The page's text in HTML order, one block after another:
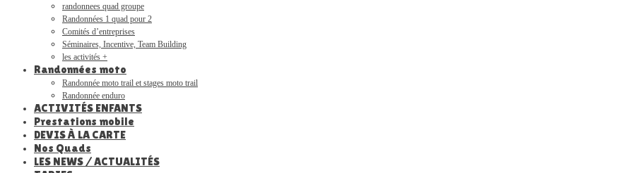
randonnees quad groupe
Randonnées 1 quad pour 2
Comités d’entreprises
Séminaires, Incentive, Team Building
les activités +
Randonnées moto
Randonnée moto trail et stages moto trail
Randonnée enduro
ACTIVITÉS ENFANTS
Prestations mobile
DEVIS À LA CARTE
Nos Quads
LES NEWS / ACTUALITÉS